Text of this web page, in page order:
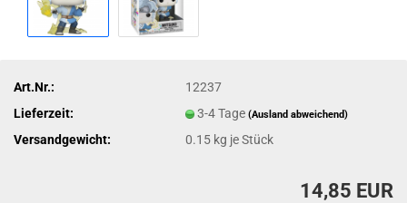
Art.Nr.:
12237
Lieferzeit:
3-4 Tage(Ausland abweichend)
Versandgewicht: 0.15 kg je Stück
14,85 EUR